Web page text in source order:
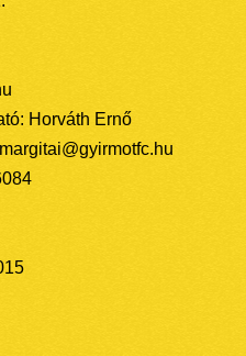
Horváth Ernő